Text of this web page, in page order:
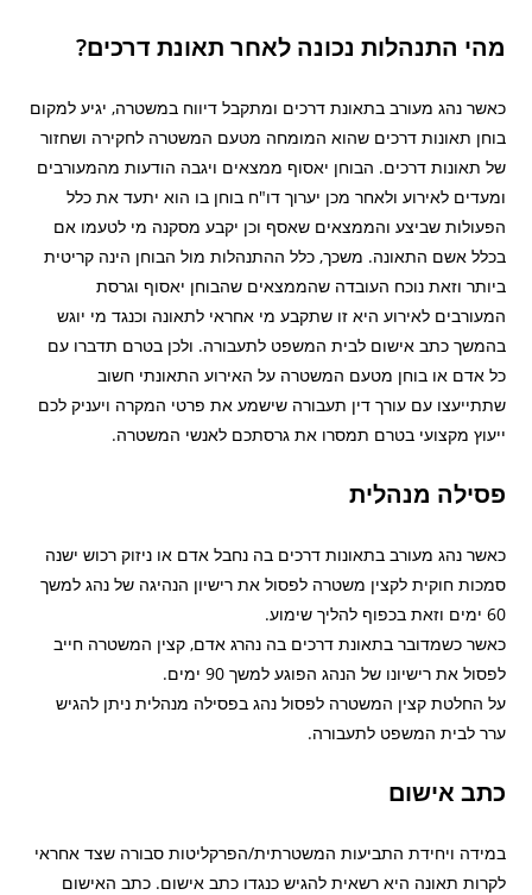
מהי התנהלות נכונה לאחר תאונת דרכים?
כאשר נהג מעורב בתאונת דרכים ומתקבל דיווח במשטרה, יגיע למקום
בוחן תאונות דרכים שהוא המומחה מטעם המשטרה לחקירה ושחזור
של תאונות דרכים. הבוחן יאסוף ממצאים ויגבה הודעות מהמעורבים
ומעדים לאירוע ולאחר מכן יערוך דו"ח בוחן בו הוא יתעד את כלל
הפעולות שביצע והממצאים שאסף וכן יקבע מסקנה מי לטעמו אם
בכלל אשם התאונה. משכך, כלל ההתנהלות מול הבוחן הינה קריטית
ביותר וזאת נוכח העובדה שהממצאים שהבוחן יאסוף וגרסת
המעורבים לאירוע היא זו שתקבע מי אחראי לתאונה וכנגד מי יוגש
בהמשך כתב אישום לבית המשפט לתעבורה. ולכן בטרם תדברו עם
כל אדם או בוחן מטעם המשטרה על האירוע התאונתי חשוב
שתתייעצו עם עורך דין תעבורה שישמע את פרטי המקרה ויעניק לכם
ייעוץ מקצועי בטרם תמסרו את גרסתכם לאנשי המשטרה.
פסילה מנהלית
כאשר נהג מעורב בתאונות דרכים בה נחבל אדם או ניזוק רכוש ישנה
סמכות חוקית לקצין משטרה לפסול את רישיון הנהיגה של נהג למשך
60 ימים וזאת בכפוף להליך שימוע.
כאשר כשמדובר בתאונת דרכים בה נהרג אדם, קצין המשטרה חייב
לפסול את רישיונו של הנהג הפוגע למשך 90 ימים.
על החלטת קצין המשטרה לפסול נהג בפסילה מנהלית ניתן להגיש
ערר לבית המשפט לתעבורה.
כתב אישום
במידה ויחידת התביעות המשטרתית/הפרקליטות סבורה שצד אחראי
לקרות תאונה היא רשאית להגיש כנגדו כתב אישום. כתב האישום